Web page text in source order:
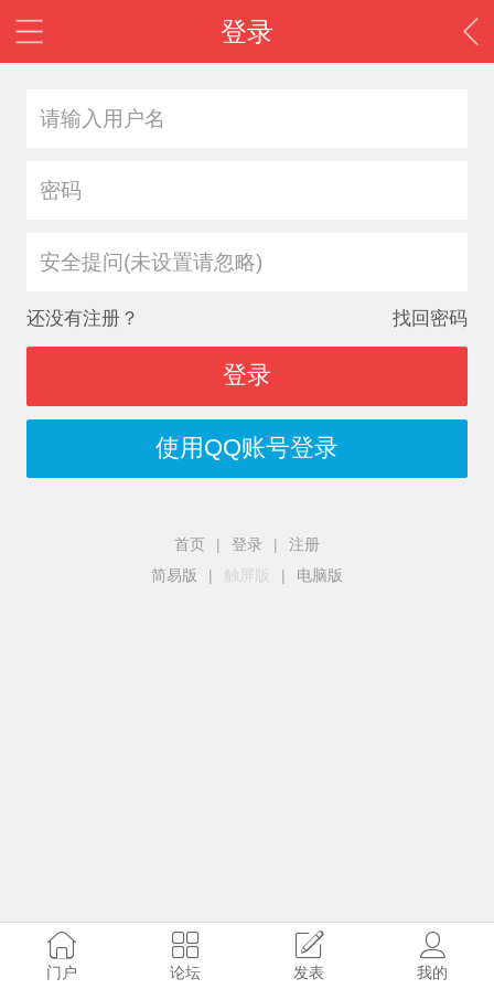
登录
安全提问(未设置请忽略)
还没有注册？ 找回密码
登录
使用QQ账号登录
首页 | 登录 |
注册
简易版
| 触屏版 | 电脑版
门户 论坛 发表 我的